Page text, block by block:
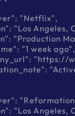
"Netflix",
"Los Angeles,
"1 week ago",
"Los Angeles,